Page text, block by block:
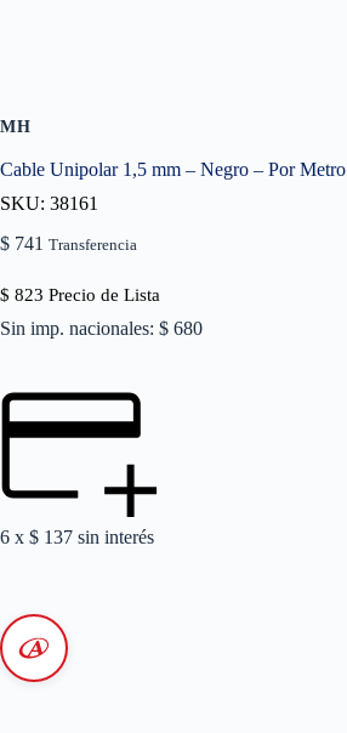
MH
Cable Unipolar 1,5 mm – Negro – Por Metro
SKU: 38161
$ 741 Transferencia
$ 823 Precio de Lista
Sin imp. nacionales: $ 680
6 x $ 137 sin interés